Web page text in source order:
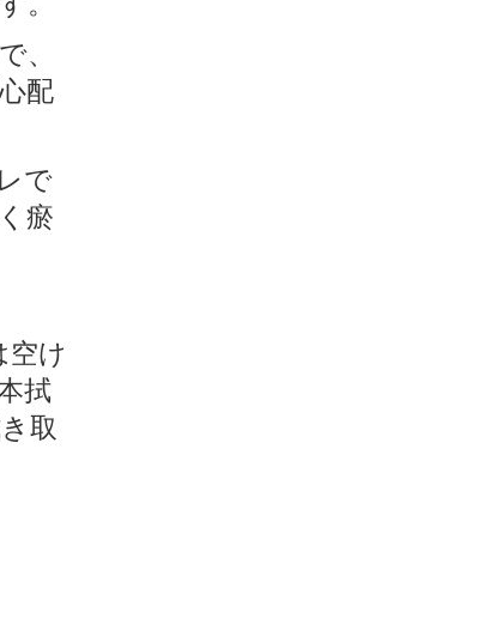
、
配
で
瘀
空け
拭
取